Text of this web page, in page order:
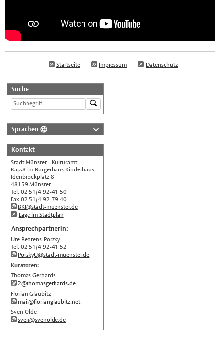
Startseite Impressum Datenschutz
Suche
Sprachen
Nederlands
English
Українська
Türkçe
اللغة العربية
Français
Español
Polski
Русский
中文
Automatische Übersetzung, ohne
Gewähr auf Richtigkeit.
Kontakt
Stadt Münster - Kulturamt
Kap.8 im Bürgerhaus Kinderhaus
Idenbrockplatz 8
48159 Münster
Tel. 02 51/4 92-41 50
Fax 02 51/4 92-79 40
BKI@stadt-muenster.de
Lage im Stadtplan
Ansprechpartnerin:
Ute Behrens-Porzky
Tel. 02 51/4 92-41 52
PorzkyU@stadt-muenster.de
Kuratoren:
Thomas Gerhards
2@thomasgerhards.de
Florian Glaubitz
mail@florianglaubitz.net
Sven Olde
sven@svenolde.de